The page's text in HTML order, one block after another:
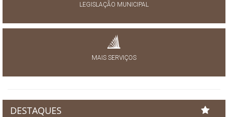
LEGISLAÇÃO MUNICIPAL
MAIS SERVIÇOS
DESTAQUES